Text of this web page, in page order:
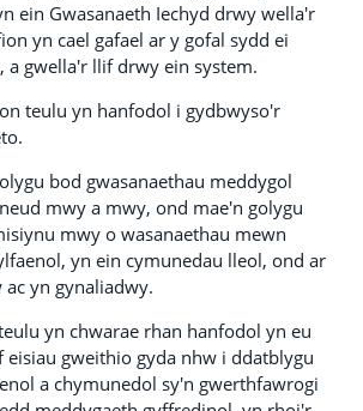
ein Gwasanaeth Iechyd drwy wella'r
yn cael gafael ar y gofal sydd ei
a gwella'r llif drwy ein system.
teulu yn hanfodol i gydbwyso'r
bod gwasanaethau meddygol
mwy a mwy, ond mae'n golygu
mwy o wasanaethau mewn
yn ein cymunedau lleol, ond ar
yn gynaliadwy.
yn chwarae rhan hanfodol yn eu
eisiau gweithio gyda nhw i ddatblygu
a chymunedol sy'n gwerthfawrogi